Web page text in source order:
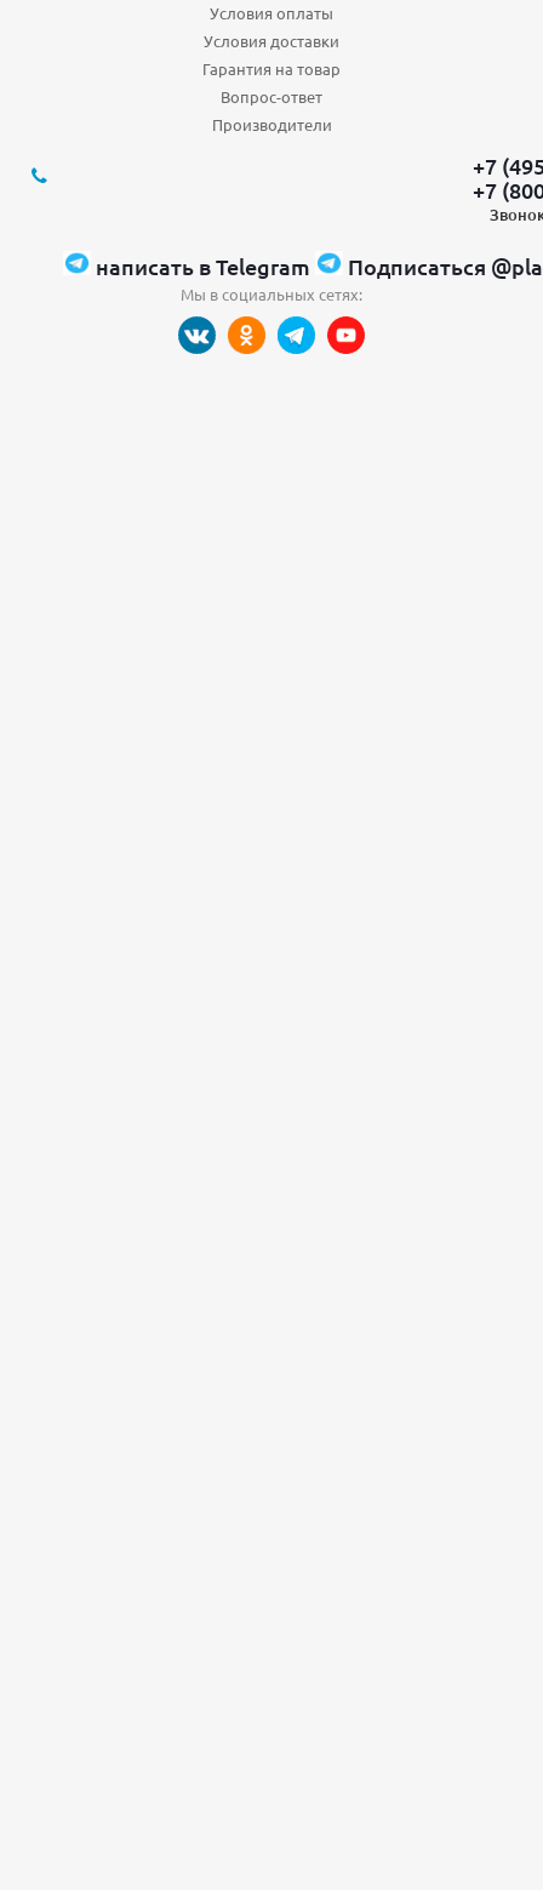
Условия оплаты
Условия доставки
Гарантия на товар
Вопрос-ответ
Производители
+7
+7
написать в Telegram Подписаться
Мы в социальных сетях: